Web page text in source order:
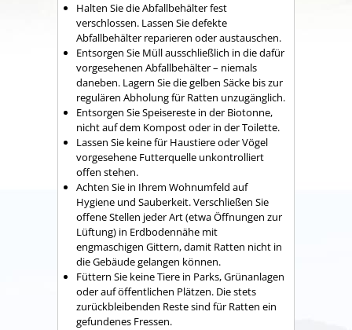
Halten Sie die Abfallbehälter fest
verschlossen. Lassen Sie defekte
Abfallbehälter reparieren oder austauschen.
Entsorgen Sie Müll ausschließlich in die dafür
vorgesehenen Abfallbehälter – niemals
daneben. Lagern Sie die gelben Säcke bis zur
regulären Abholung für Ratten unzugänglich.
Entsorgen Sie Speisereste in der Biotonne,
nicht auf dem Kompost oder in der Toilette.
Lassen Sie keine für Haustiere oder Vögel
vorgesehene Futterquelle unkontrolliert
offen stehen.
Achten Sie in Ihrem Wohnumfeld auf
Hygiene und Sauberkeit. Verschließen Sie
offene Stellen jeder Art (etwa Öffnungen zur
Lüftung) in Erdbodennähe mit
engmaschigen Gittern, damit Ratten nicht in
die Gebäude gelangen können.
Füttern Sie keine Tiere in Parks, Grünanlagen
oder auf öffentlichen Plätzen. Die stets
zurückbleibenden Reste sind für Ratten ein
gefundenes Fressen.